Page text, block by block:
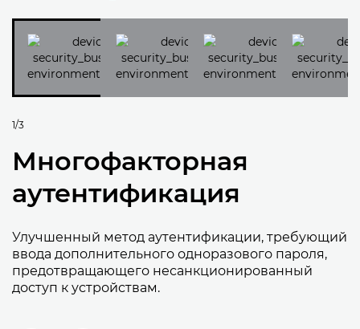
1/3
Многофакторная
аутентификация
Улучшенный метод аутентификации, требующий
ввода дополнительного одноразового пароля,
предотвращающего несанкционированный
доступ к устройствам.